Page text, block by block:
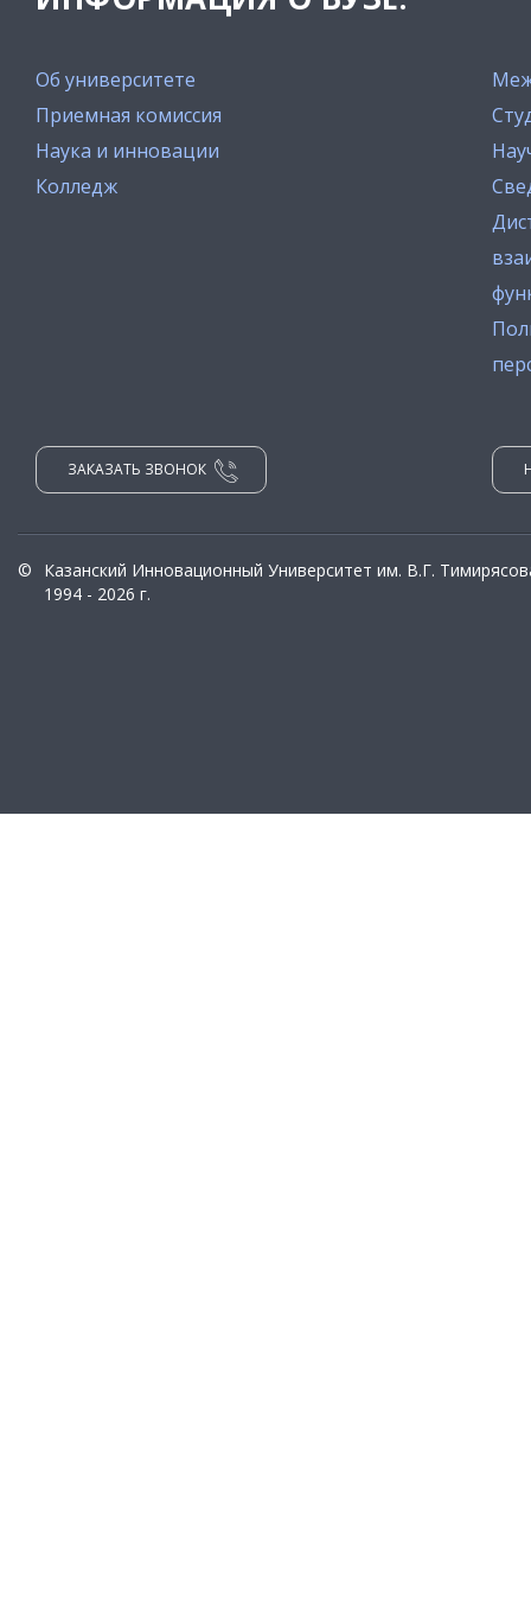
Об университете
Приемная комиссия
Наука и инновации
Колледж
ЗАКАЗАТЬ ЗВОНОК
©
Казанский Инновационный Университет им. В.Г.
1994 - 2026 г.